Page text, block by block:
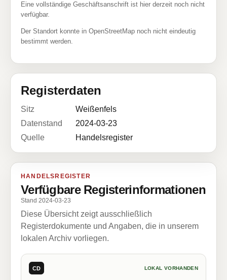
Eine vollständige Geschäftsanschrift ist hier derzeit noch nicht
verfügbar.
Der Standort konnte in OpenStreetMap noch nicht eindeutig
bestimmt werden.
Registerdaten
Sitz
Weißenfels
Datenstand
2024-03-23
Quelle
Handelsregister
HANDELSREGISTER
Verfügbare Registerinformationen
Stand 2024-03-23
Diese Übersicht zeigt ausschließlich
Registerdokumente und Angaben, die in unserem
lokalen Archiv vorliegen.
CD LOKAL VORHANDEN